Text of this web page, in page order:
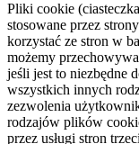
Pliki cookie
stosowane przez
korzystać ze stron w
możemy
jeśli jest to niezbędne
wszystkich innych
zezwolenia
rodzajów plików
przez usługi stron